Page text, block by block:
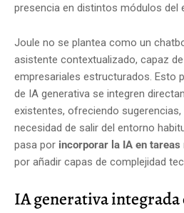
presencia en distintos módulos del
Joule no se plantea como un
asistente contextualizado, capaz
empresariales estructurados. Esto
de IA generativa se integren
existentes, ofreciendo
necesidad de salir del entorno
pasa por incorporar la IA en
por añadir capas de complejidad
IA generativa integrada